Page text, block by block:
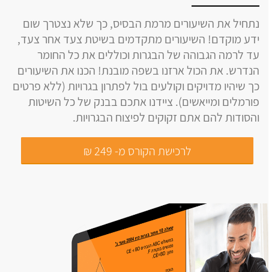
נתחיל את השיעורים מרמת הבסיס, כך שלא נצטרך שום
ידע מוקדם! השיעורים מתקדמים בשיטת צעד אחר צעד,
עד לרמה הגבוהה של הבגרות וכוללים את כל החומר
הנדרש. את הכול ארזנו בשפה מובנת! הכנו את השיעורים
כך שיהיו מדויקים וקולעים בול לפתרון בגרויות (ללא פרטים
פורמלים ומייאשים). ציידנו אתכם בבנק של כל השיטות
והסודות להם אתם זקוקים לפיצוח הבגרויות.
לרכישת הקורס מ- 249 ₪